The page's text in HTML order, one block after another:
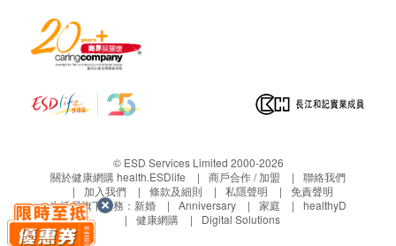
保養條款
客戶於收取貨品時必須檢查所訂購之貨品是否有損
在送貨日期起計7天以內通知華康復康用品有限公
退換產品必須包裝完整，如退換之產品有任何殘缺
或過期退回，供應商有權不受理。
血糖測試產品享5年保養。
© ESD Services Limited 2000-2026
關於健康網購 health.ESDlife
商戶合作 / 加盟
聯絡我們
加入我們
條款及細則 私隱聲明
免責聲明
生活易旗下業務： 新婚 Anniversary 家庭
healthyD
健康網購
Digital Solutions